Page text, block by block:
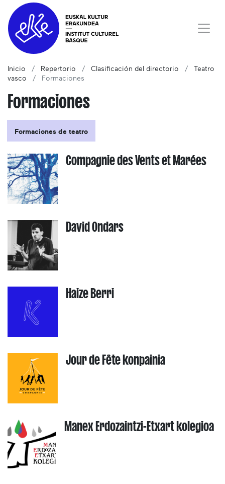
Inicio Repertorio Clasificación del directorio
Teatro
vasco
Formaciones
Formaciones
Formaciones de teatro
Compagnie des Vents et Marées
David Ondars
Haize Berri
Jour de Fête konpainia
Manex Erdozaintzi-Etxart kolegioa